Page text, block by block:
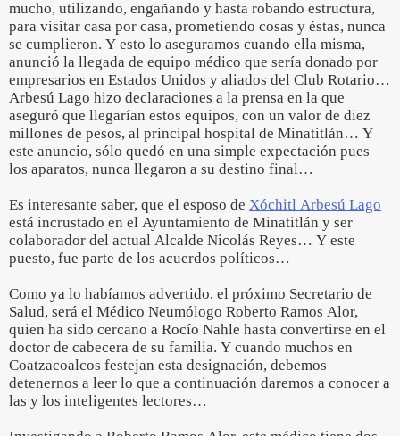
mucho, utilizando, engañando y hasta robando estructura,
para visitar casa por casa, prometiendo cosas y éstas, nunca
se cumplieron. Y esto lo aseguramos cuando ella misma,
anunció la llegada de equipo médico que sería donado por
empresarios en Estados Unidos y aliados del Club Rotario…
Arbesú Lago hizo declaraciones a la prensa en la que
aseguró que llegarían estos equipos, con un valor de diez
millones de pesos, al principal hospital de Minatitlán… Y
este anuncio, sólo quedó en una simple expectación pues
los aparatos, nunca llegaron a su destino final…
Es interesante saber, que el esposo de Xóchitl Arbesú Lago
está incrustado en el Ayuntamiento de Minatitlán y ser
colaborador del actual Alcalde Nicolás Reyes… Y este
puesto, fue parte de los acuerdos políticos…
Como ya lo habíamos advertido, el próximo Secretario de
Salud, será el Médico Neumólogo Roberto Ramos Alor,
quien ha sido cercano a Rocío Nahle hasta convertirse en el
doctor de cabecera de su familia. Y cuando muchos en
Coatzacoalcos festejan esta designación, debemos
detenernos a leer lo que a continuación daremos a conocer a
las y los inteligentes lectores…